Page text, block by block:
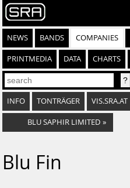
NEWS BANDS COMPANIES
PRINTMEDIA DATA CHARTS
INFO TONTRÄGER VIS.SRA.AT
BLU SAPHIR LIMITED »
Blu Fin